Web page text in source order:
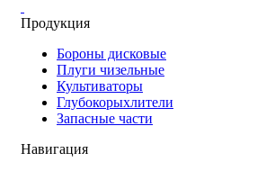
Продукция
Бороны дисковые
Плуги чизельные
Культиваторы
Глубокорыхлители
Запасные части
Навигация